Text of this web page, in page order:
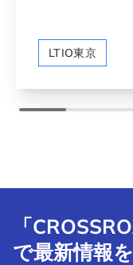
てお届けしま
日本の宇宙分野
ます。
LTIO東京
「
で最新情報